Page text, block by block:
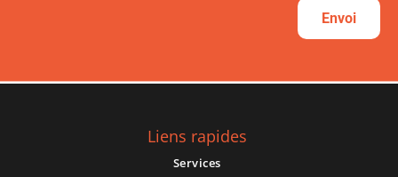
Envoi
Liens rapides
Services